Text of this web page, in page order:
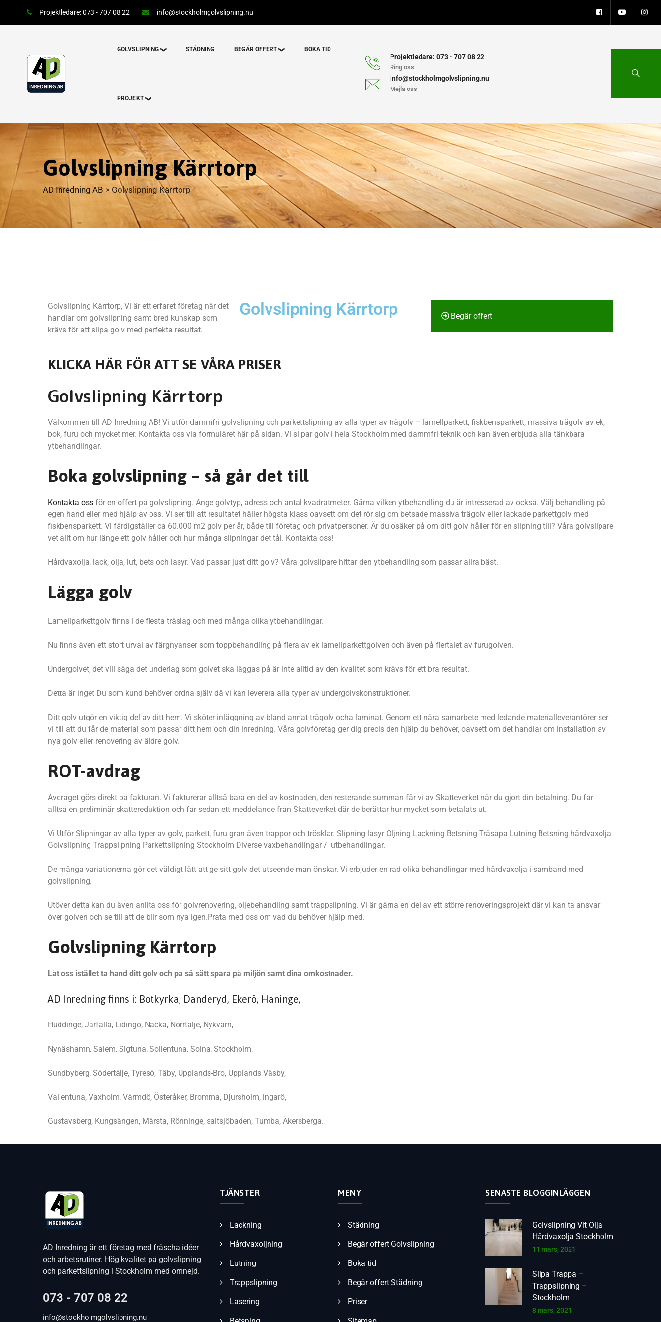
Projektledare: 073 - 707 08 22 info@stockholmgolvslipning.nu
GOLVSLIPNING STÄDNING BEGÄR OFFERT BOKA TID
PROJEKT
Projektledare: 073 - 707 08 22
Ring oss
info@stockholmgolvslipning.nu
Mejla oss
Golvslipning Kärrtorp
AD Inredning AB > Golvslipning Kärrtorp
Golvslipning Kärrtorp, Vi är ett erfaret företag när det
handlar om golvslipning samt bred kunskap som
krävs för att slipa golv med perfekta resultat.
Golvslipning Kärrtorp Begär offert
KLICKA HÄR FÖR ATT SE VÅRA PRISER
Golvslipning Kärrtorp
Välkommen till AD Inredning AB! Vi utför dammfri golvslipning och parkettslipning av alla typer av trägolv – lamellparkett, fiskbensparkett, massiva trägolv av ek,
bok, furu och mycket mer. Kontakta oss via formuläret här på sidan. Vi slipar golv i hela Stockholm med dammfri teknik och kan även erbjuda alla tänkbara
ytbehandlingar.
Boka golvslipning – så går det till
Kontakta oss för en offert på golvslipning. Ange golvtyp, adress och antal kvadratmeter. Gärna vilken ytbehandling du är intresserad av också. Välj behandling på
egen hand eller med hjälp av oss. Vi ser till att resultatet håller högsta klass oavsett om det rör sig om betsade massiva trägolv eller lackade parkettgolv med
fiskbensparkett. Vi färdigställer ca 60.000 m2 golv per år, både till företag och privatpersoner. Är du osäker på om ditt golv håller för en slipning till? Våra golvslipare
vet allt om hur länge ett golv håller och hur många slipningar det tål. Kontakta oss!
Hårdvaxolja, lack, olja, lut, bets och lasyr. Vad passar just ditt golv? Våra golvslipare hittar den ytbehandling som passar allra bäst.
Lägga golv
Lamellparkettgolv finns i de flesta träslag och med många olika ytbehandlingar.
Nu finns även ett stort urval av färgnyanser som toppbehandling på flera av ek lamellparkettgolven och även på flertalet av furugolven.
Undergolvet, det vill säga det underlag som golvet ska läggas på är inte alltid av den kvalitet som krävs för ett bra resultat.
Detta är inget Du som kund behöver ordna själv då vi kan leverera alla typer av undergolvskonstruktioner.
Ditt golv utgör en viktig del av ditt hem. Vi sköter inläggning av bland annat trägolv ocha laminat. Genom ett nära samarbete med ledande materialleverantörer ser
vi till att du får de material som passar ditt hem och din inredning. Våra golvföretag ger dig precis den hjälp du behöver, oavsett om det handlar om installation av
nya golv eller renovering av äldre golv.
ROT-avdrag
Avdraget görs direkt på fakturan. Vi fakturerar alltså bara en del av kostnaden, den resterande summan får vi av Skatteverket när du gjort din betalning. Du får
alltså en preliminär skattereduktion och får sedan ett meddelande från Skatteverket där de berättar hur mycket som betalats ut.
Vi Utför Slipningar av alla typer av golv, parkett, furu gran även trappor och trösklar. Slipning lasyr Oljning Lackning Betsning Träsåpa Lutning Betsning hårdvaxolja
Golvslipning Trappslipning Parkettslipning Stockholm Diverse vaxbehandlingar / lutbehandlingar.
De många variationerna gör det väldigt lätt att ge sitt golv det utseende man önskar. Vi erbjuder en rad olika behandlingar med hårdvaxolja i samband med
golvslipning.
Utöver detta kan du även anlita oss för golvrenovering, oljebehandling samt trappslipning. Vi är gärna en del av ett större renoveringsprojekt där vi kan ta ansvar
över golven och se till att de blir som nya igen.Prata med oss om vad du behöver hjälp med.
Golvslipning Kärrtorp
Låt oss istället ta hand ditt golv och på så sätt spara på miljön samt dina omkostnader.
AD Inredning finns i: Botkyrka, Danderyd, Ekerö, Haninge,
Huddinge, Järfälla, Lidingö, Nacka, Norrtälje, Nykvarn,
Nynäshamn, Salem, Sigtuna, Sollentuna, Solna, Stockholm,
Sundbyberg, Södertälje, Tyresö, Täby, Upplands-Bro, Upplands Väsby,
Vallentuna, Vaxholm, Värmdö, Österåker, Bromma, Djursholm, ingarö,
Gustavsberg, Kungsängen, Märsta, Rönninge, saltsjöbaden, Tumba, Åkersberga.
AD Inredning är ett företag med fräscha idéer
och arbetsrutiner. Hög kvalitet på golvslipning
och parkettslipning i Stockholm med omnejd.
073 - 707 08 22
info@stockholmgolvslipning.nu
TJÄNSTER
Lackning
Hårdvaxoljning
Lutning
Trappslipning
Lasering
MENY
Städning
Begär offert Golvslipning
Boka tid
Begär offert Städning
Priser
SENASTE BLOGGINLÄGGEN
Golvslipning Vit Olja
Hårdvaxolja Stockholm
11 mars, 2021
Slipa Trappa –
Trappslipning –
Stockholm
8 mars, 2021